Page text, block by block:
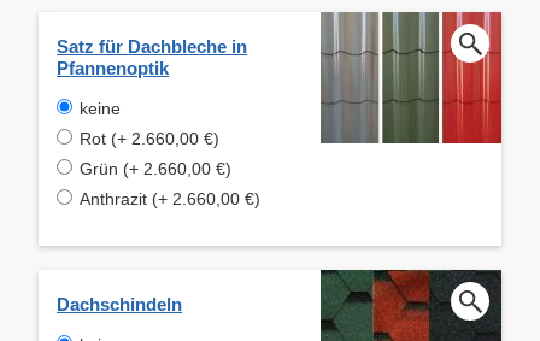
Satz für Dachbleche in
Pfannenoptik
keine
Rot (+ 2.660,00 €)
Grün (+ 2.660,00 €)
Anthrazit (+ 2.660,00 €)
Dachschindeln